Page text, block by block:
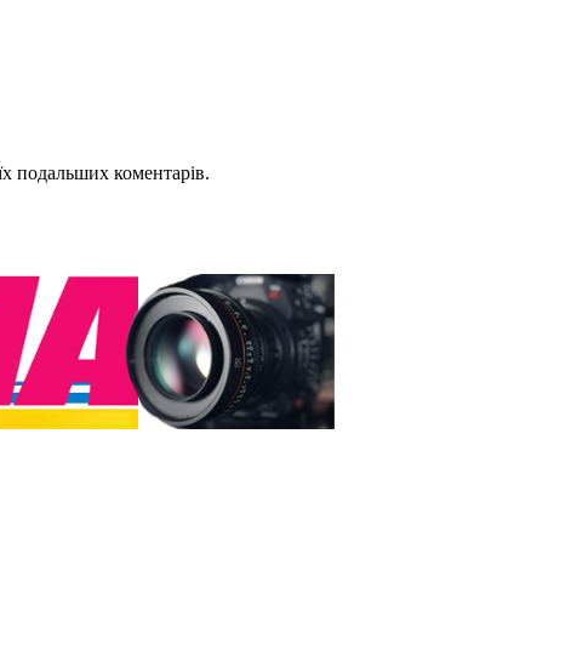
подальших коментарів.